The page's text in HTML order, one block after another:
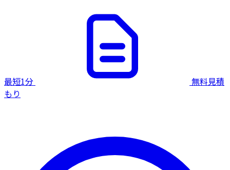
最短1分
無料見積
もり